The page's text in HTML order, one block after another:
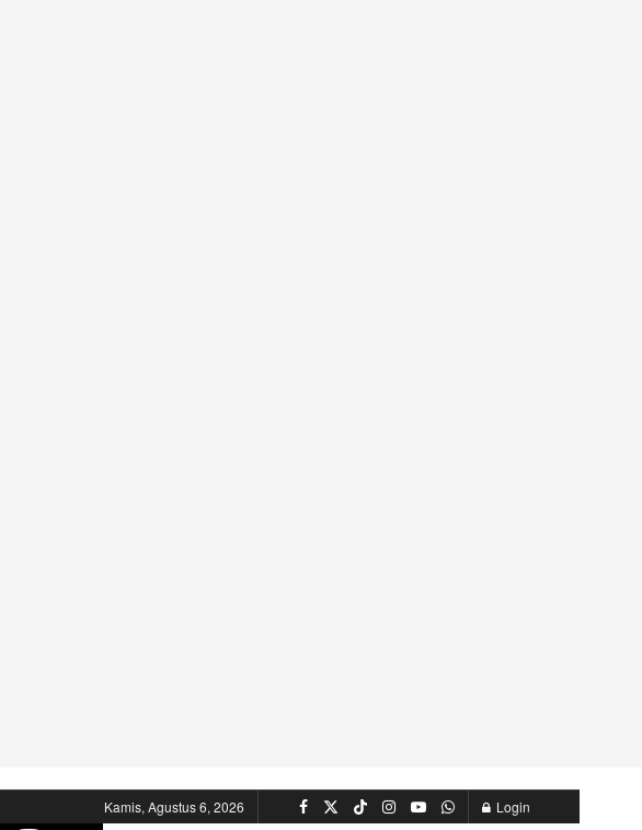
Kamis, Agustus 6, 2026 Login